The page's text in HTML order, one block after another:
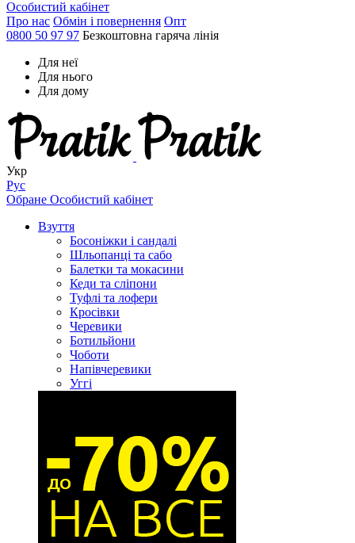
Особистий кабінет
Про нас Обмін і повернення Опт
0800 50 97 97 Безкоштовна гаряча лінія
Для неї
Для нього
Для дому
Укр
Рус
Обране Особистий кабінет
Взуття
Босоніжки і сандалі
Шльопанці та сабо
Балетки та мокасини
Кеди та сліпони
Туфлі та лофери
Кросівки
Черевики
Ботильйони
Чоботи
Напівчеревики
Уггі